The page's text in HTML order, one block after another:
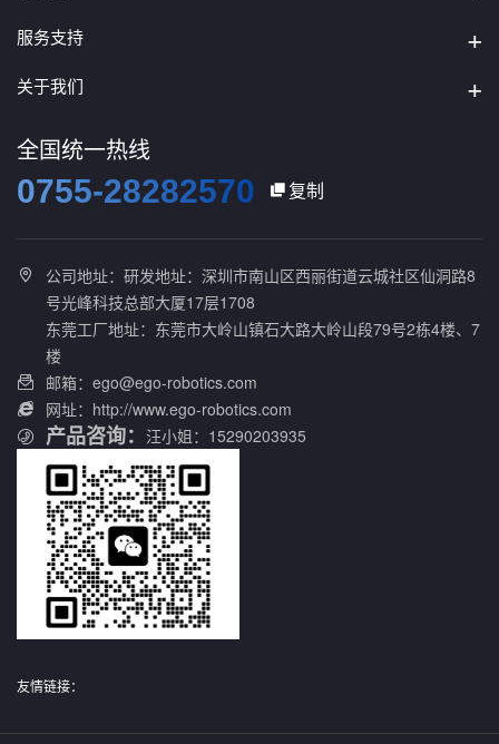
服务支持
关于我们
全国统一热线
0755-28282570 复制

公司地址：研发地址：深圳市南山区西丽街道云城社区仙洞路8
号光峰科技总部大厦17层1708
东莞工厂地址：东莞市大岭山镇石大路大岭山段79号2栋4楼、7
楼
 邮箱：ego@ego-robotics.com
 网址：http://www.ego-robotics.com
产品咨询： 汪小姐：15290203935
友情链接：